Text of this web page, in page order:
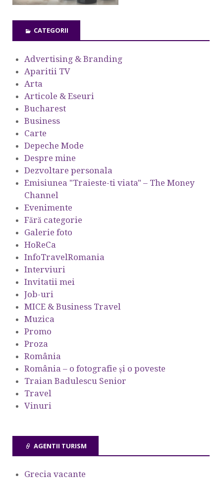
CATEGORII
Advertising & Branding
Aparitii TV
Arta
Articole & Eseuri
Bucharest
Business
Carte
Depeche Mode
Despre mine
Dezvoltare personala
Emisiunea "Traieste-ti viata" – The Money
Channel
Evenimente
Fără categorie
Galerie foto
HoReCa
InfoTravelRomania
Interviuri
Invitatii mei
Job-uri
MICE & Business Travel
Muzica
Promo
Proza
România
România – o fotografie şi o poveste
Traian Badulescu Senior
Travel
Vinuri
AGENTII TURISM
Grecia vacante